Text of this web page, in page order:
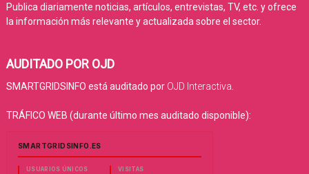
Publica diariamente noticias, artículos, entrevistas, TV, etc. y ofrece
la información más relevante y actualizada sobre el sector.
AUDITADO POR OJD
SMARTGRIDSINFO está auditado por OJD Interactiva
TRÁFICO WEB (durante último mes auditado disponible):